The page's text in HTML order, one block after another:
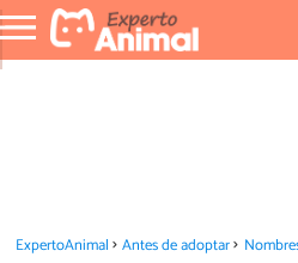
ExpertoAnimal Antes de adoptar